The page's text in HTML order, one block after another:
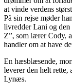
at vinde verdens
På sin rejse møder
livredder Lani og den
Z”, som lærer Cody,
handler om at have
En hæsblæsende,
leverer den helt rette,
Lynæs.